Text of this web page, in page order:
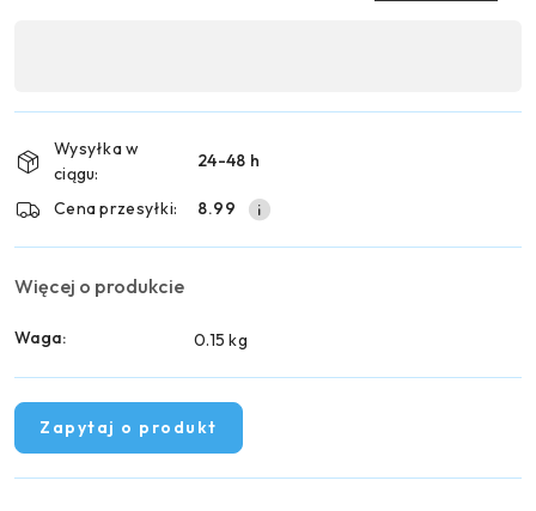
płatność
dostawa
Wysyłka w
ciągu:
24-48 h
Cena przesyłki: 8.99
Więcej o produkcie
Waga: 0.15 kg
Zapytaj o produkt